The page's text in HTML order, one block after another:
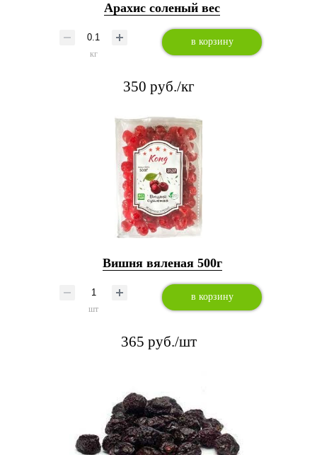
Арахис соленый вес
кг
в корзину
350 руб./кг
Вишня вяленая 500г
шт
в корзину
365 руб./шт